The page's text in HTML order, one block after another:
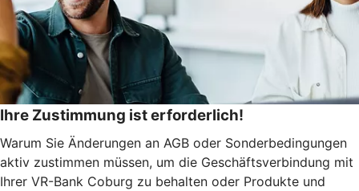
Ihre Zustimmung ist erforderlich!
Warum Sie Änderungen an AGB oder Sonderbedingungen
aktiv zustimmen müssen, um die Geschäftsverbindung mit
Ihrer VR-Bank Coburg zu behalten oder Produkte und